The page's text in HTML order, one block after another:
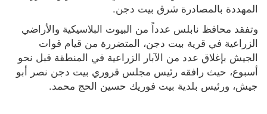
المهددة بالمصادرة شرق بيت دجن.
جيش، ورئيس بلدية بيت فوريك حسين الحج محمد.